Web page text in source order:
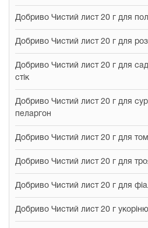
Добриво Чистий лист 20 г для
Добриво Чистий лист 20 г для
Добриво Чистий лист 20 г для
стік
Добриво Чистий лист 20 г для
пеларгон
Добриво Чистий лист 20 г для
Добриво Чистий лист 20 г для
Добриво Чистий лист 20 г для
Добриво Чистий лист 20 г